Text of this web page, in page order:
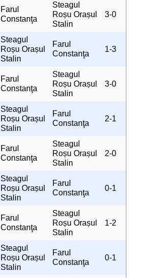
Farul
Constanţa
Steagul
Roșu Orașul
Stalin
3-0
Steagul
Roșu Orașul
Stalin
Farul
Constanţa
1-3
Farul
Constanţa
Steagul
Roșu Orașul
Stalin
3-0
Steagul
Roșu Orașul
Stalin
Farul
Constanţa
2-1
Farul
Constanţa
Steagul
Roșu Orașul
Stalin
2-0
Steagul
Roșu Orașul
Stalin
Farul
Constanţa
0-1
Farul
Constanţa
Steagul
Roșu Orașul
Stalin
1-2
Steagul
Roșu Orașul
Stalin
Farul
Constanţa
0-1